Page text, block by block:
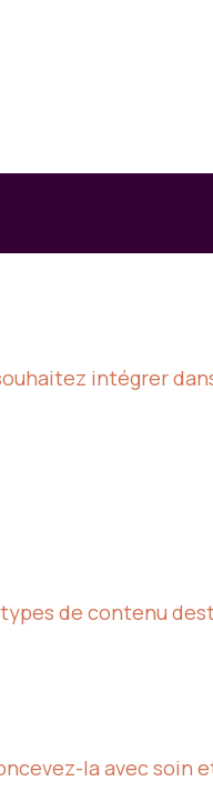
intégrer
de contenu
la avec soin